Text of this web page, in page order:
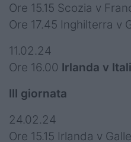
Ore 15.15 Scozia v
Ore 17.45 Inghilterra v
11.02.24
Ore 16.00 Irlanda v
III giornata
24.02.24
Ore 15.15 Irlanda v